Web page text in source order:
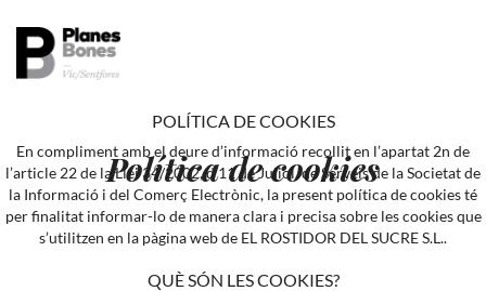
Política de cookies
POLÍTICA DE COOKIES
En compliment amb el deure d’informació recollit en l’apartat 2n de
l’article 22 de la Llei 34/2002, d’11 de Juliol, de Serveis de la Societat de
la Informació i del Comerç Electrònic, la present política de cookies té
per finalitat informar-lo de manera clara i precisa sobre les cookies que
s’utilitzen en la pàgina web de EL ROSTIDOR DEL SUCRE S.L..
QUÈ SÓN LES COOKIES?